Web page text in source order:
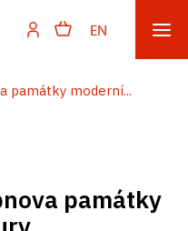
EN
památky moderní...
památky